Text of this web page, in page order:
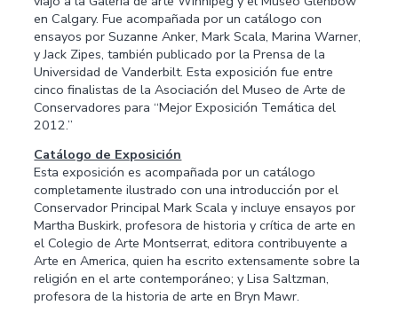
en Calgary. Fue acompañada por un catálogo con
ensayos por Suzanne Anker, Mark Scala, Marina Warner,
y Jack Zipes, también publicado por la Prensa de la
Universidad de Vanderbilt. Esta exposición fue entre
cinco finalistas de la Asociación del Museo de Arte de
Conservadores para “Mejor Exposición Temática del
2012.”
Catálogo de Exposición
Esta exposición es acompañada por un catálogo
completamente ilustrado con una introducción por el
Conservador Principal Mark Scala y incluye ensayos por
Martha Buskirk, profesora de historia y crítica de arte en
el Colegio de Arte Montserrat, editora contribuyente a
Arte en America, quien ha escrito extensamente sobre la
religión en el arte contemporáneo; y Lisa Saltzman,
profesora de la historia de arte en Bryn Mawr.